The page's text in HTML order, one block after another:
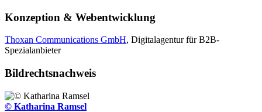
Konzeption & Webentwicklung
Thoxan Communications GmbH, Digitalagentur für B2B-
Spezialanbieter
Bildrechtsnachweis
© Katharina Ramsel